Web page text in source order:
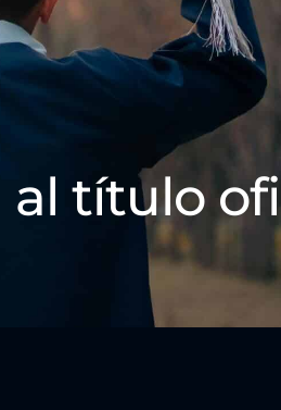
título